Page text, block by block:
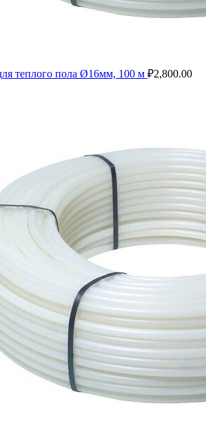
теплого пола Ø16мм, 100 м ₽2,800.00